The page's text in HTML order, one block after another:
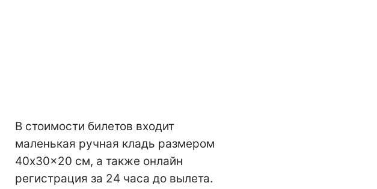
В стоимости билетов входит
маленькая ручная кладь размером
40x30x20 см, а также онлайн
регистрация за 24 часа до вылета.